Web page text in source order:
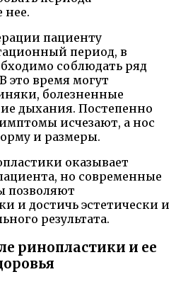
нее.
пациенту
период, в
соблюдать ряд
это время могут
болезненные
дыхания. Постепенно
исчезают, а нос
и размеры.
оказывает
но современные
позволяют
и достичь эстетически и
результата.
ринопластики и ее